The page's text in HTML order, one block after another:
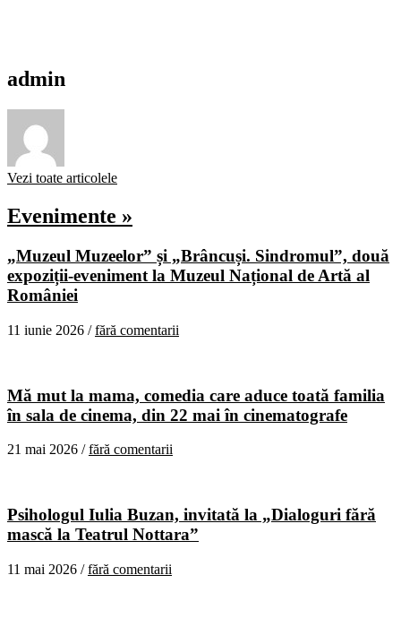
admin
Vezi toate articolele
Evenimente »
„Muzeul Muzeelor” și „Brâncuși. Sindromul”, două
expoziții-eveniment la Muzeul Național de Artă al
României
11 iunie 2026 /fără comentarii
Mă mut la mama, comedia care aduce toată familia
în sala de cinema, din 22 mai în cinematografe
21 mai 2026 /fără comentarii
Psihologul Iulia Buzan, invitată la „Dialoguri fără
mască la Teatrul Nottara”
11 mai 2026 /fără comentarii